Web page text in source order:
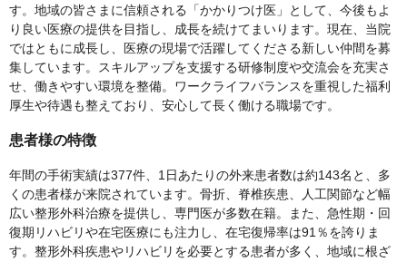
す。地域の皆さまに信頼される「かかりつけ医」として、今後もよ
り良い医療の提供を目指し、成長を続けてまいります。現在、当院
ではともに成長し、医療の現場で活躍してくださる新しい仲間を募
集しています。スキルアップを支援する研修制度や交流会を充実さ
せ、働きやすい環境を整備。ワークライフバランスを重視した福利
厚生や待遇も整えており、安心して長く働ける職場です。
患者様の特徴
年間の手術実績は377件、1日あたりの外来患者数は約143名と、多
くの患者様が来院されています。骨折、脊椎疾患、人工関節など幅
広い整形外科治療を提供し、専門医が多数在籍。また、急性期・回
復期リハビリや在宅医療にも注力し、在宅復帰率は91％を誇りま
す。整形外科疾患やリハビリを必要とする患者が多く、地域に根ざ